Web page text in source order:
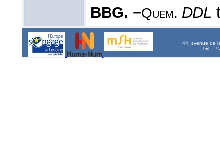
BBG. −Quem. DDL
44, avenue de
Tél. :